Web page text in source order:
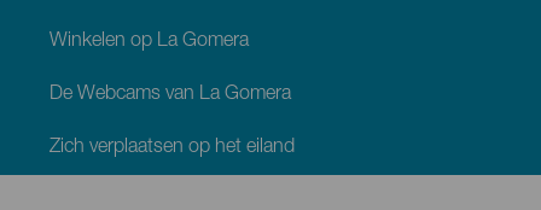
Winkelen op La Gomera
De Webcams van La Gomera
Zich verplaatsen op het eiland